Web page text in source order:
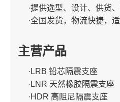
·提供选型、设计、供货
·全国发货，物流快捷，
主营产品
·LRB 铅芯隔震支座
·LNR 天然橡胶隔震支座
·HDR 高阻尼隔震支座